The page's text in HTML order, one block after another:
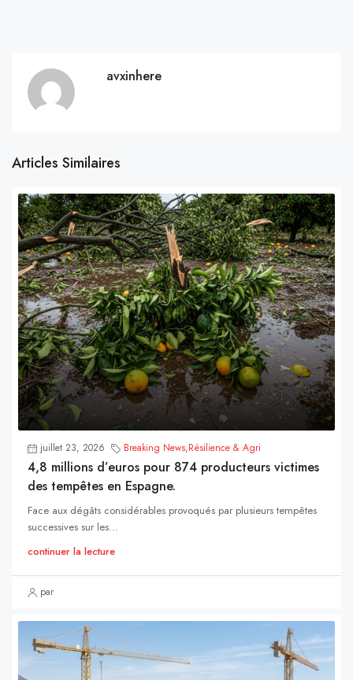
avxinhere
Articles Similaires
juillet 23, 2026 Breaking News,Résilience & Agri
4,8 millions d’euros pour 874 producteurs victimes
des tempêtes en Espagne.
Face aux dégâts considérables provoqués par plusieurs tempêtes
successives sur les...
continuer la lecture
par